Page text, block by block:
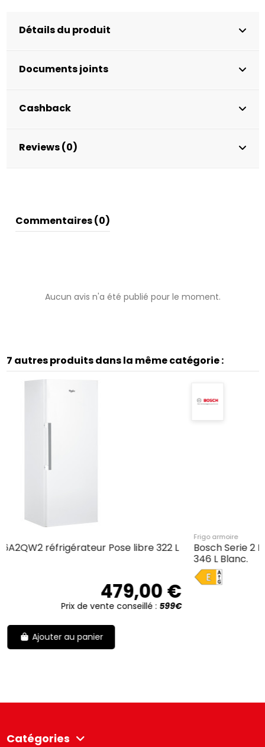
Détails du produit
Documents joints
Cashback
Reviews (0)
Commentaires (0)
Aucun avis n'a été publié pour le moment.
7 autres produits dans la même catégorie :
L
Bosch Serie 2 KSV36NWEP réfrigérateur Pose
669,00
Prix de vente conseillé :
Catégories